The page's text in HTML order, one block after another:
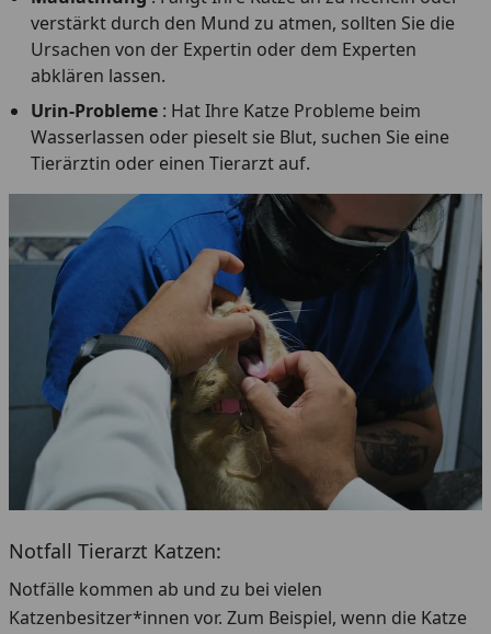
verstärkt durch den Mund zu atmen, sollten Sie die
Ursachen von der Expertin oder dem Experten
abklären lassen.
Urin-Probleme : Hat Ihre Katze Probleme beim
Wasserlassen oder pieselt sie Blut, suchen Sie eine
Tierärztin oder einen Tierarzt auf.
Notfall Tierarzt Katzen:
Notfälle kommen ab und zu bei vielen
Katzenbesitzer*innen vor. Zum Beispiel, wenn die Katze